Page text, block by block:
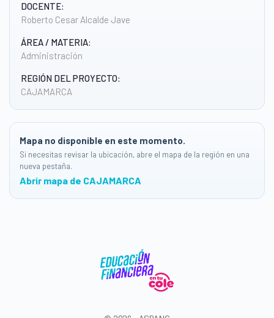
DOCENTE:
Roberto Cesar Alcalde Jave
ÁREA / MATERIA:
Administración
REGIÓN DEL PROYECTO:
CAJAMARCA
Mapa no disponible en este momento.
Si necesitas revisar la ubicación, abre el mapa de la región en una
nueva pestaña.
Abrir mapa de CAJAMARCA